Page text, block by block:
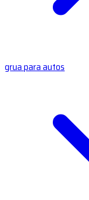
grua para autos